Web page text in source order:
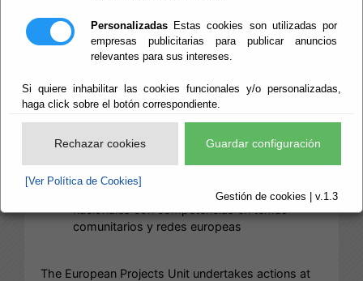
Personalizadas Estas cookies son utilizadas por
empresas publicitarias para publicar anuncios
relevantes para sus intereses.
Si quiere inhabilitar las cookies funcionales y/o personalizadas,
haga click sobre el botón correspondiente.
Rechazar cookies Guardar configuración
[Ver Política de Cookies]
Gestión de cookies | v.1.3
Realización de propuestas de proyectos a las
áreas de Diputación, Ayuntamientos de la
provincia, entidades provinciales y ciudadanía
Derivación de propuestas de participación en
programas/iniciativas europeas
Coordinación y ejecución de proyectos
aprobados con financiación europea a la
Ejecución de convenios de colaboración con
entidades provinciales, regionales y
nacionales con competencias en temas
comunitarios y redes europeas
The European Projects Unit undertakes actions at